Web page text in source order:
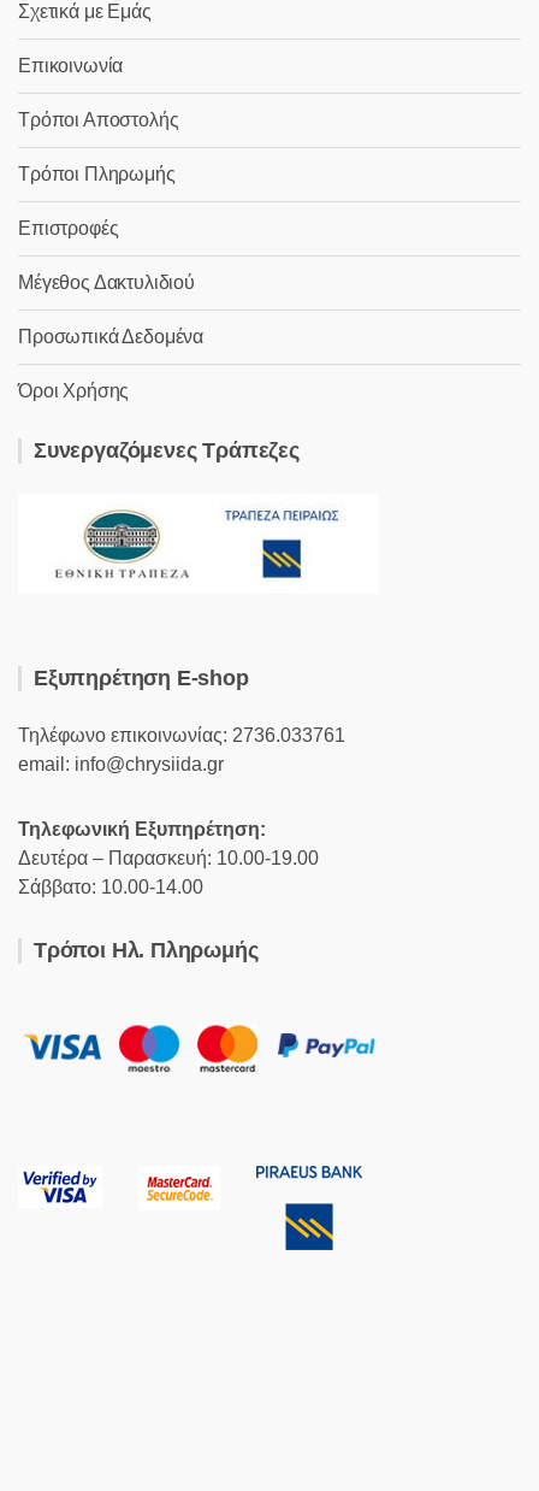
Σχετικά με Εμάς
Επικοινωνία
Τρόποι Αποστολής
Τρόποι Πληρωμής
Επιστροφές
Μέγεθος Δακτυλιδιού
Προσωπικά Δεδομένα
Όροι Χρήσης
Συνεργαζόμενες Τράπεζες
Εξυπηρέτηση E-shop
Τηλέφωνο επικοινωνίας: 2736.033761
email: info@chrysiida.gr
Τηλεφωνική Εξυπηρέτηση:
Δευτέρα – Παρασκευή: 10.00-19.00
Σάββατο: 10.00-14.00
Τρόποι Ηλ. Πληρωμής